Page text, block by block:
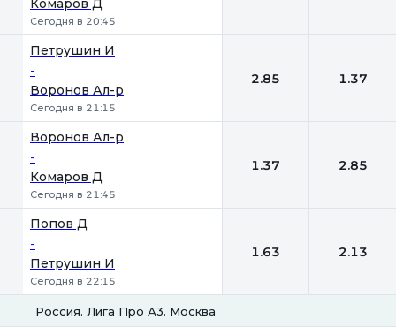
Комаров Д
Сегодня в 20:45
Петрушин И
-
Воронов Ал-р
Сегодня в 21:15
2.85 1.37
Воронов Ал-р
-
Комаров Д
Сегодня в 21:45
1.37 2.85
Попов Д
-
Петрушин И
Сегодня в 22:15
1.63 2.13
Россия. Лига Про А3. Москва